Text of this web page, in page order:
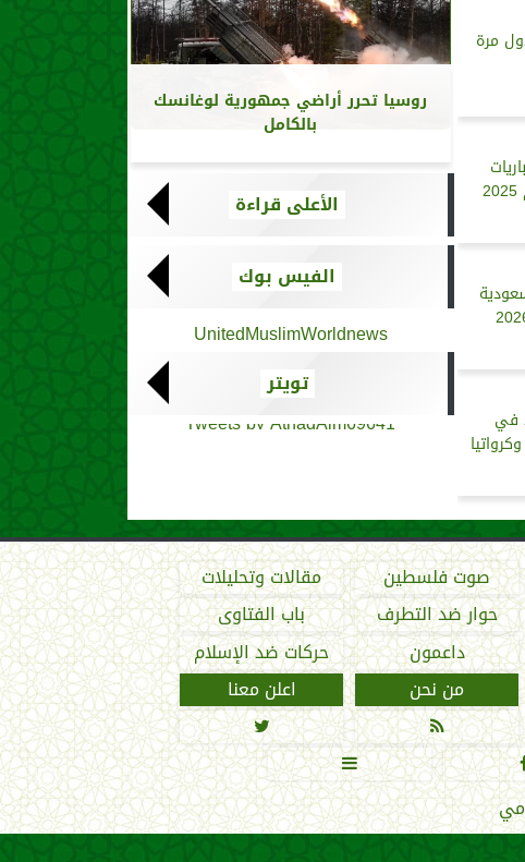
مرة
في
روسيا تحرر أراضي جمهورية لوغانسك
بالكامل
الأعلى قراءة
الفيس بوك
UnitedMuslimWorldnews
تويتر
Tweets by AthadAlm69641
صوت فلسطين
مقالات وتحليلات
حوار ضد التطرف
باب الفتاوى
داعمون
حركات ضد الإسلام
من نحن
اعلن معنا


